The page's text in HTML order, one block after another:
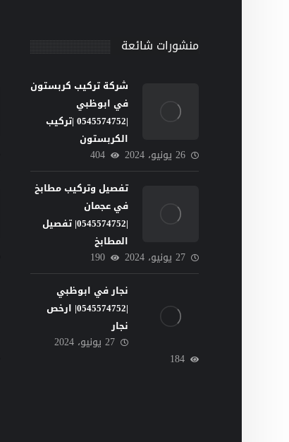
منشورات شائعة
شركة تركيب كربستون
في ابوظبي
|0545574752 |تركيب
الكربستون
26 يونيو، 2024 404
تفصيل وتركيب مطابخ
في عجمان
|0545574752| تفصيل
المطابخ
27 يونيو، 2024 190
نجار في ابوظبي
|0545574752| ارخص
نجار
27 يونيو، 2024
184